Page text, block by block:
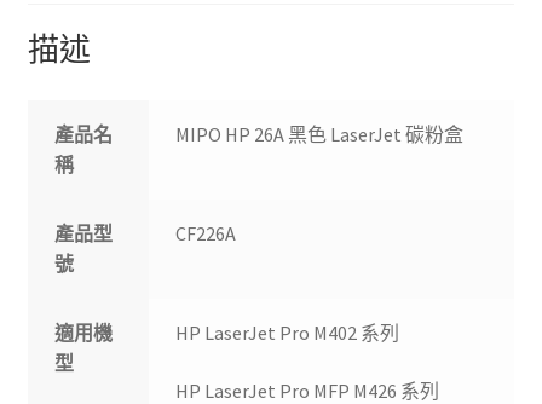
描述
產品名
稱
MIPO HP 26A 黑色 LaserJet 碳粉盒
產品型
號
CF226A
適用機
型
HP LaserJet Pro M402 系列
HP LaserJet Pro MFP M426 系列